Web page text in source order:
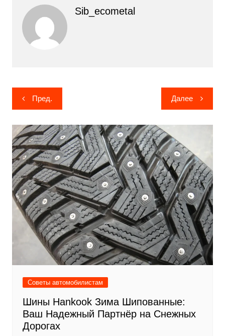
Sib_ecometal
Навигация
по
записям
Пред. Далее
Советы автомобилистам
Шины Hankook Зима Шипованные:
Ваш Надежный Партнёр на Снежных
Дорогах